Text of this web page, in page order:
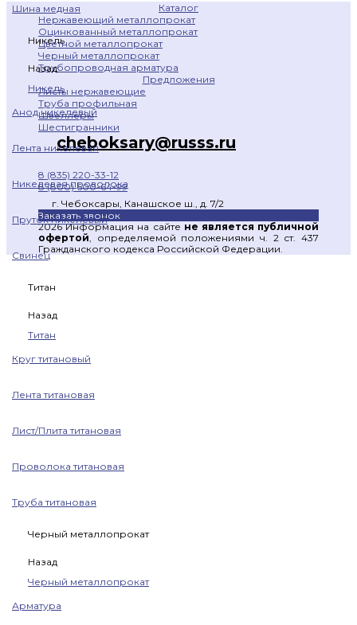
Шина медная
Никель
Назад
Никель
Анод никелевый
Лента никелевая
Никелевая проволока
Пруток никелевый
Свинец
Титан
Назад
Титан
Круг титановый
Лента титановая
Лист/Плита титановая
Проволока титановая
Труба титановая
Черный металлопрокат
Назад
Черный металлопрокат
Арматура
Каталог
Нержавеющий металлопрокат
Оцинкованный металлопрокат
Цветной металлопрокат
Черный металлопрокат
Трубопроводная арматура
Предложения
Листы нержавеющие
Труба профильная
Швеллеры
Шестигранники
cheboksary@russs.ru
8 (835) 220-33-12
8 (800) 600-64-99
г. Чебоксары, Канашское ш., д. 7/2
Заказать звонок
2026 Информация на сайте не является публичной
офертой , определяемой положениями ч. 2 ст. 437
Гражданского кодекса Российской Федерации.